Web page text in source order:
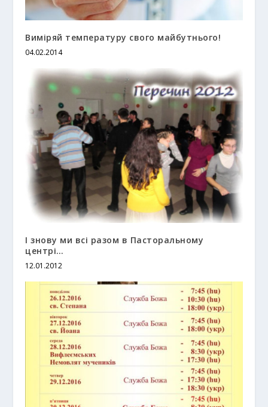
Виміряй температуру свого майбутнього!
04.02.2014
І знову ми всі разом в Пасторальному
центрі…
12.01.2012